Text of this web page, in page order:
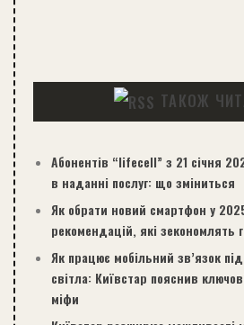
ТАКОЖ
Абонентів “lifecell” з 21 січня
в наданні послуг: що зміниться
Як обрати новий смартфон у
рекомендацій, які зекономлять
Як працює мобільний зв’язок
світла: Київстар пояснив
міфи